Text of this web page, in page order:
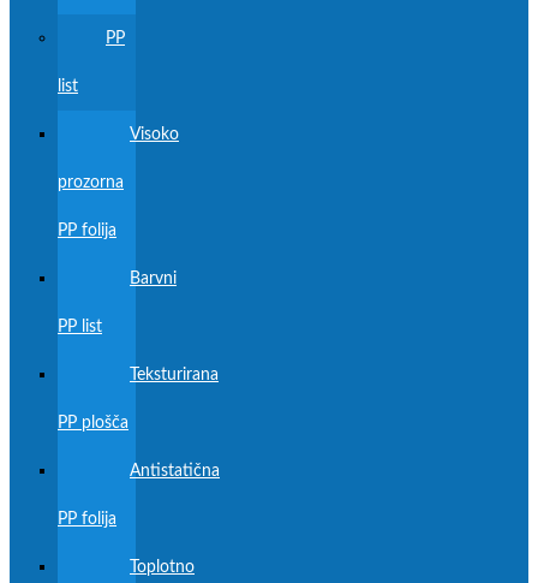
PP
list
Visoko
prozorna
PP folija
Barvni
PP list
Teksturirana
PP plošča
Antistatična
PP folija
Toplotno